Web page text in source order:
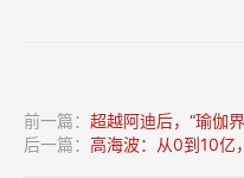
前一篇： 超越阿迪后，“瑜伽界
后一篇： 高海波：从0到10亿